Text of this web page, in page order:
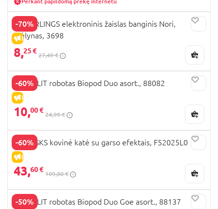
-70%
IŠPARDAVIMAS
FINGERLINGS elektroninis žaislas banginis Nori,
mėlynas, 3698
8,25 €
27,49 €
-60%
IŠPARDAVIMAS
SILVERLIT robotas Biopod Duo asort., 88082
10,00 €
24,99 €
-60%
IŠPARDAVIMAS
PJ MASKS kovinė katė su garso efektais, F52025L0
43,60 €
109,00 €
-50%
SILVERLIT robotas Biopod Duo Goe asort., 88137